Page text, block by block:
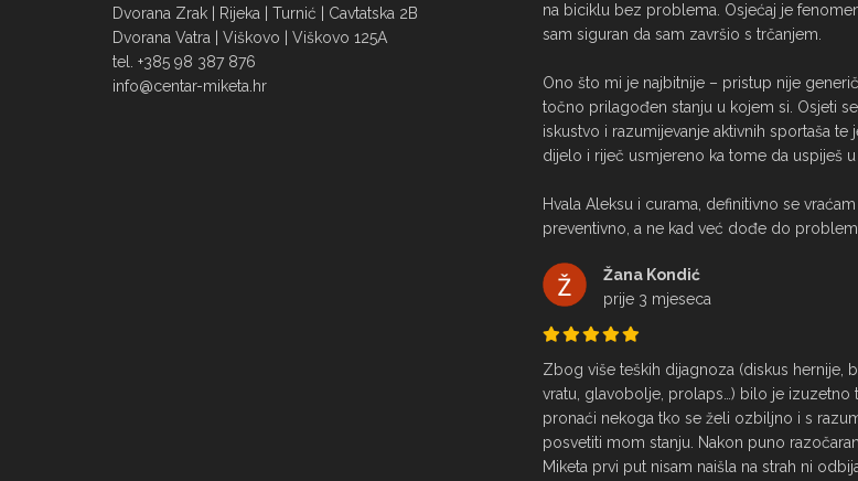
Dvorana Zrak | Rijeka | Turnić | Cavtatska 2B
Dvorana Vatra | Viškovo | Viškovo 125A
tel. +385 98 387 876
info@centar-miketa.hr
na biciklu bez problema. Osjećaj je
sam siguran da sam završio s trčanjem.
Ono što mi je najbitnije – pristup nije
točno prilagođen stanju u kojem si. Osjeti se
iskustvo i razumijevanje aktivnih sportaša te
dijelo i riječ usmjereno ka tome da uspiješ u
Hvala Aleksu i curama, definitivno se
preventivno, a ne kad već dođe do
Žana Kondić
prije 3 mjeseca
Zbog više teških dijagnoza (diskus hernije,
vratu, glavobolje, prolaps…) bilo je izuzetno
pronaći nekoga tko se želi ozbiljno i s
posvetiti mom stanju. Nakon puno
Miketa prvi put nisam naišla na strah ni